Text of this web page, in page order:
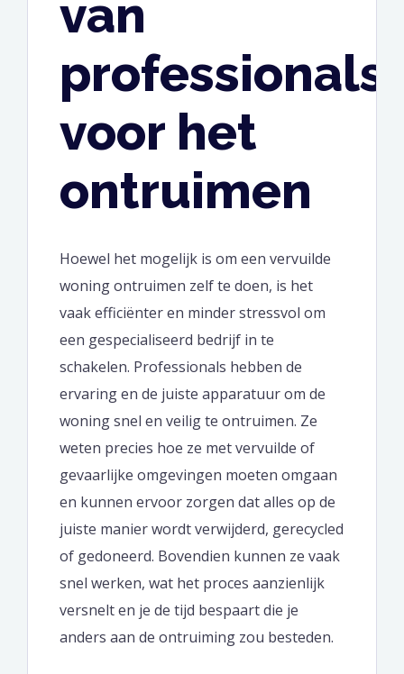
van
professionals
voor het
ontruimen
Hoewel het mogelijk is om een vervuilde
woning ontruimen zelf te doen, is het
vaak efficiënter en minder stressvol om
een gespecialiseerd bedrijf in te
schakelen. Professionals hebben de
ervaring en de juiste apparatuur om de
woning snel en veilig te ontruimen. Ze
weten precies hoe ze met vervuilde of
gevaarlijke omgevingen moeten omgaan
en kunnen ervoor zorgen dat alles op de
juiste manier wordt verwijderd, gerecycled
of gedoneerd. Bovendien kunnen ze vaak
snel werken, wat het proces aanzienlijk
versnelt en je de tijd bespaart die je
anders aan de ontruiming zou besteden.